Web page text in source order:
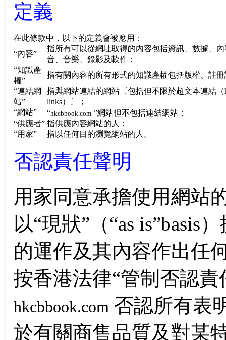
定義
在此條款中，以下的定義會被應用：
“內容”
指所有可以從網址取得的內容包括資訊、數據、
音、音樂、錄影及軟件；
“知識產
權”
指有關內容的所有形式的知識產權包括版權、註
“連結網
站”
指與網站連結的網站〔包括但不限於超文本連結（
links）〕；
“網站”
“hkcbbook.com ”網站但不包括連結網站；
“供應者” 指供應內容網站的人；
“用家”
指以任何目的瀏覽網站的人。
否認責任聲明
用家同意承擔使用網站
以“現狀”（“as is”basis
的運作及其內容作出任
按香港法律“管制否認
hkcbbook.com 否認所有表
於有關商售品質及對某